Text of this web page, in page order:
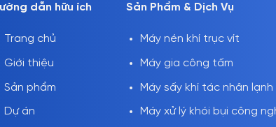
dẫn hữu ích
Trang chủ
Giới thiệu
Sản phẩm
Dự án
Sản Phẩm & Dịch Vụ
Máy nén khí trục vít
Máy gia công tấm
Máy sấy khí tác nhân lạnh
Máy xử lý khói bụi công